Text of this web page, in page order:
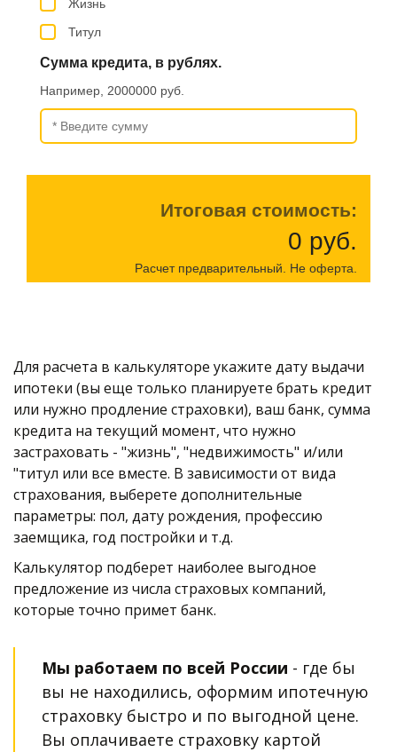
Для расчета в калькуляторе укажите дату выдачи
ипотеки (вы еще только планируете брать кредит
или нужно продление страховки), ваш банк, сумма
кредита на текущий момент, что нужно
застраховать - "жизнь", "недвижимость" и/или
"титул или все вместе. В зависимости от вида
страхования, выберете дополнительные
параметры: пол, дату рождения, профессию
заемщика, год постройки и т.д.
Калькулятор подберет наиболее выгодное
предложение из числа страховых компаний,
которые точно примет банк.
Мы работаем по всей России - где бы
вы не находились, оформим ипотечную
страховку быстро и по выгодной цене.
Вы оплачиваете страховку картой